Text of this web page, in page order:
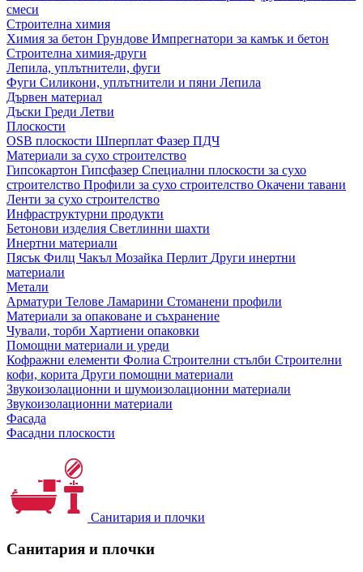
смеси
Строителна химия
Химия за бетон Грундове Импрегнатори за камък и бетон
Строителна химия-други
Лепила, уплътнители, фуги
Фуги Силикони, уплътнители и пяни Лепила
Дървен материал
Дъски Греди Летви
Плоскости
OSB плоскости Шперплат Фазер ПДЧ
Материали за сухо строителство
Гипсокартон Гипсфазер Специални плоскости за сухо
строителство Профили за сухо строителство Окачени тавани
Ленти за сухо строителство
Инфраструктурни продукти
Бетонови изделия Светлинни шахти
Инертни материали
Пясък Филц Чакъл Мозайкa Перлит Други инертни
материали
Метали
Арматури Телове Ламарини Стоманени профили
Материали за опаковане и съхранение
Чували, торби Хартиени опаковки
Помощни материали и уреди
Кофражни елементи Фолиа Строителни стълби Строителни
кофи, корита Други помощни материали
Звукоизолационни и шумоизолационни материали
Звукоизолационни материали
Фасада
Фасадни плоскости
Санитария и плочки
Санитария и плочки